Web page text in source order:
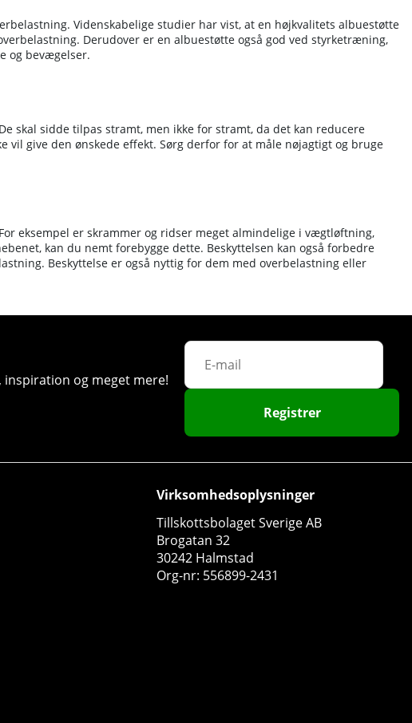
Videnskabelige studier har vist, at en højkvalitets albuestøtte
Derudover er en albuestøtte også god ved styrketræning,
og bevægelser.
skal sidde tilpas stramt, men ikke for stramt, da det kan reducere
vil give den ønskede effekt. Sørg derfor for at måle nøjagtigt og bruge
eksempel er skrammer og ridser meget almindelige i vægtløftning,
kan du nemt forebygge dette. Beskyttelsen kan også forbedre
Beskyttelse er også nyttig for dem med overbelastning eller
og meget mere!
Registrer
Virksomhedsoplysninger
Tillskottsbolaget Sverige AB
Brogatan 32
30242 Halmstad
Org-nr: 556899-2431